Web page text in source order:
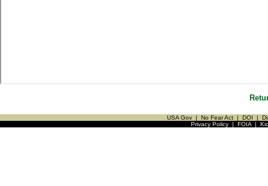
USA Gov | No Fear Act | DOI |
Privacy Policy| FOIA|